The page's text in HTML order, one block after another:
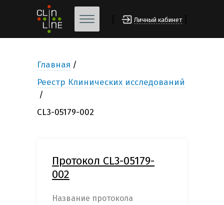
Личный кабинет
Главная
Реестр Клинических исследований
CL3-05179-002
Протокол CL3-05179-
002
Название протокола